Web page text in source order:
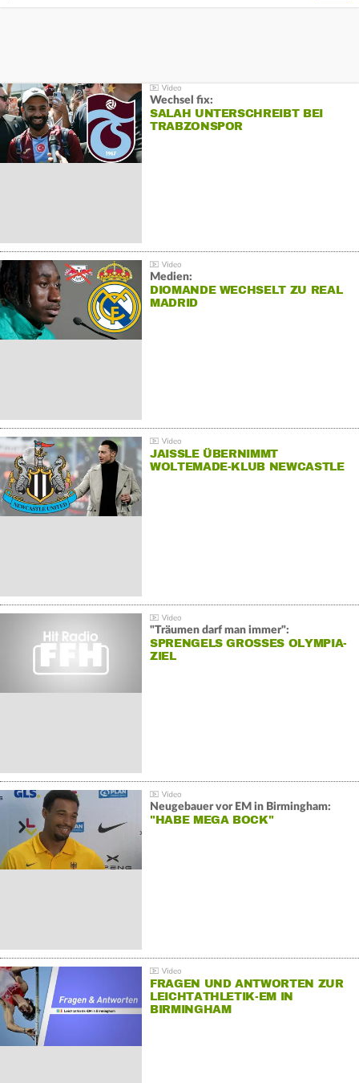
Wechsel fix:
SALAH UNTERSCHREIBT BEI
TRABZONSPOR
Medien:
DIOMANDE WECHSELT ZU REAL
MADRID
JAISSLE ÜBERNIMMT
WOLTEMADE-KLUB NEWCASTLE
"Träumen darf man immer":
SPRENGELS GROSSES OLYMPIA-Z
IEL
Neugebauer vor EM in Birmingham:
"HABE MEGA BOCK"
FRAGEN UND ANTWORTEN ZUR
LEICHTATHLETIK-EM IN
BIRMINGHAM